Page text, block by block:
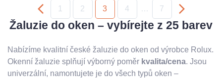
1 2 3 4 … 7
Žaluzie do oken – vybírejte z 25 barev
Nabízíme kvalitní české žaluzie do oken od výrobce Rolux.
Okenní žaluzie splňují výborný poměr kvalita/cena. Jsou
univerzální, namontujete je do všech typů oken –